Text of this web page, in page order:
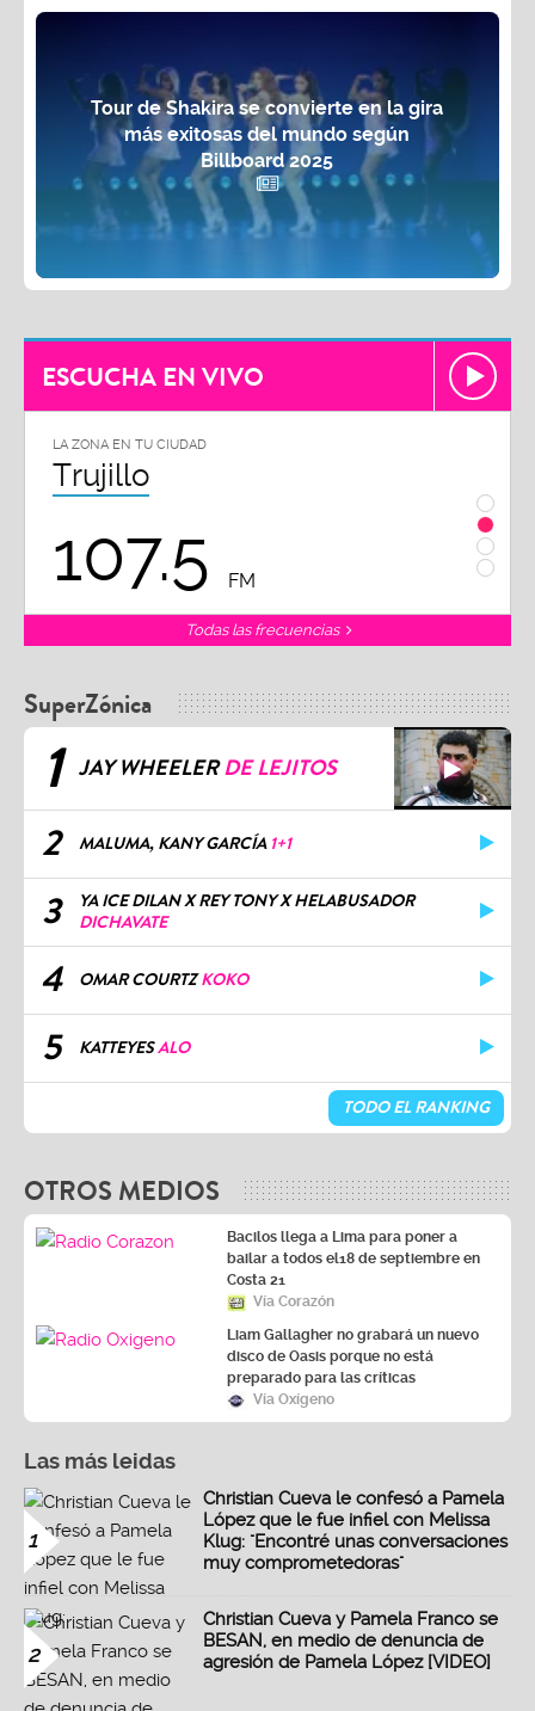
Tour de Shakira se convierte en la gira
más exitosas del mundo según
Billboard 2025
ESCUCHA EN VIVO
Todas las frecuencias
SuperZónica
1 JAY WHEELERDE LEJITOS
2 MALUMA, KANY GARCÍA 1+1
3
YA ICE DILAN X REY TONY X HELABUSADOR
DICHAVATE
4 OMAR COURTZKOKO
5 KATTEYESALO
TODO EL RANKING
OTROS MEDIOS
Bacilos llega a Lima para poner a
bailar a todos el18 de septiembre en
Costa 21
Vía Corazón
Liam Gallagher no grabará un nuevo
disco de Oasis porque no está
preparado para las críticas
Vía Oxígeno
Las más leidas
1
Christian Cueva le confesó a Pamela
López que le fue infiel con Melissa
Klug: "Encontré unas conversaciones
muy comprometedoras"
2
Christian Cueva y Pamela Franco se
BESAN, en medio de denuncia de
agresión de Pamela López [VIDEO]